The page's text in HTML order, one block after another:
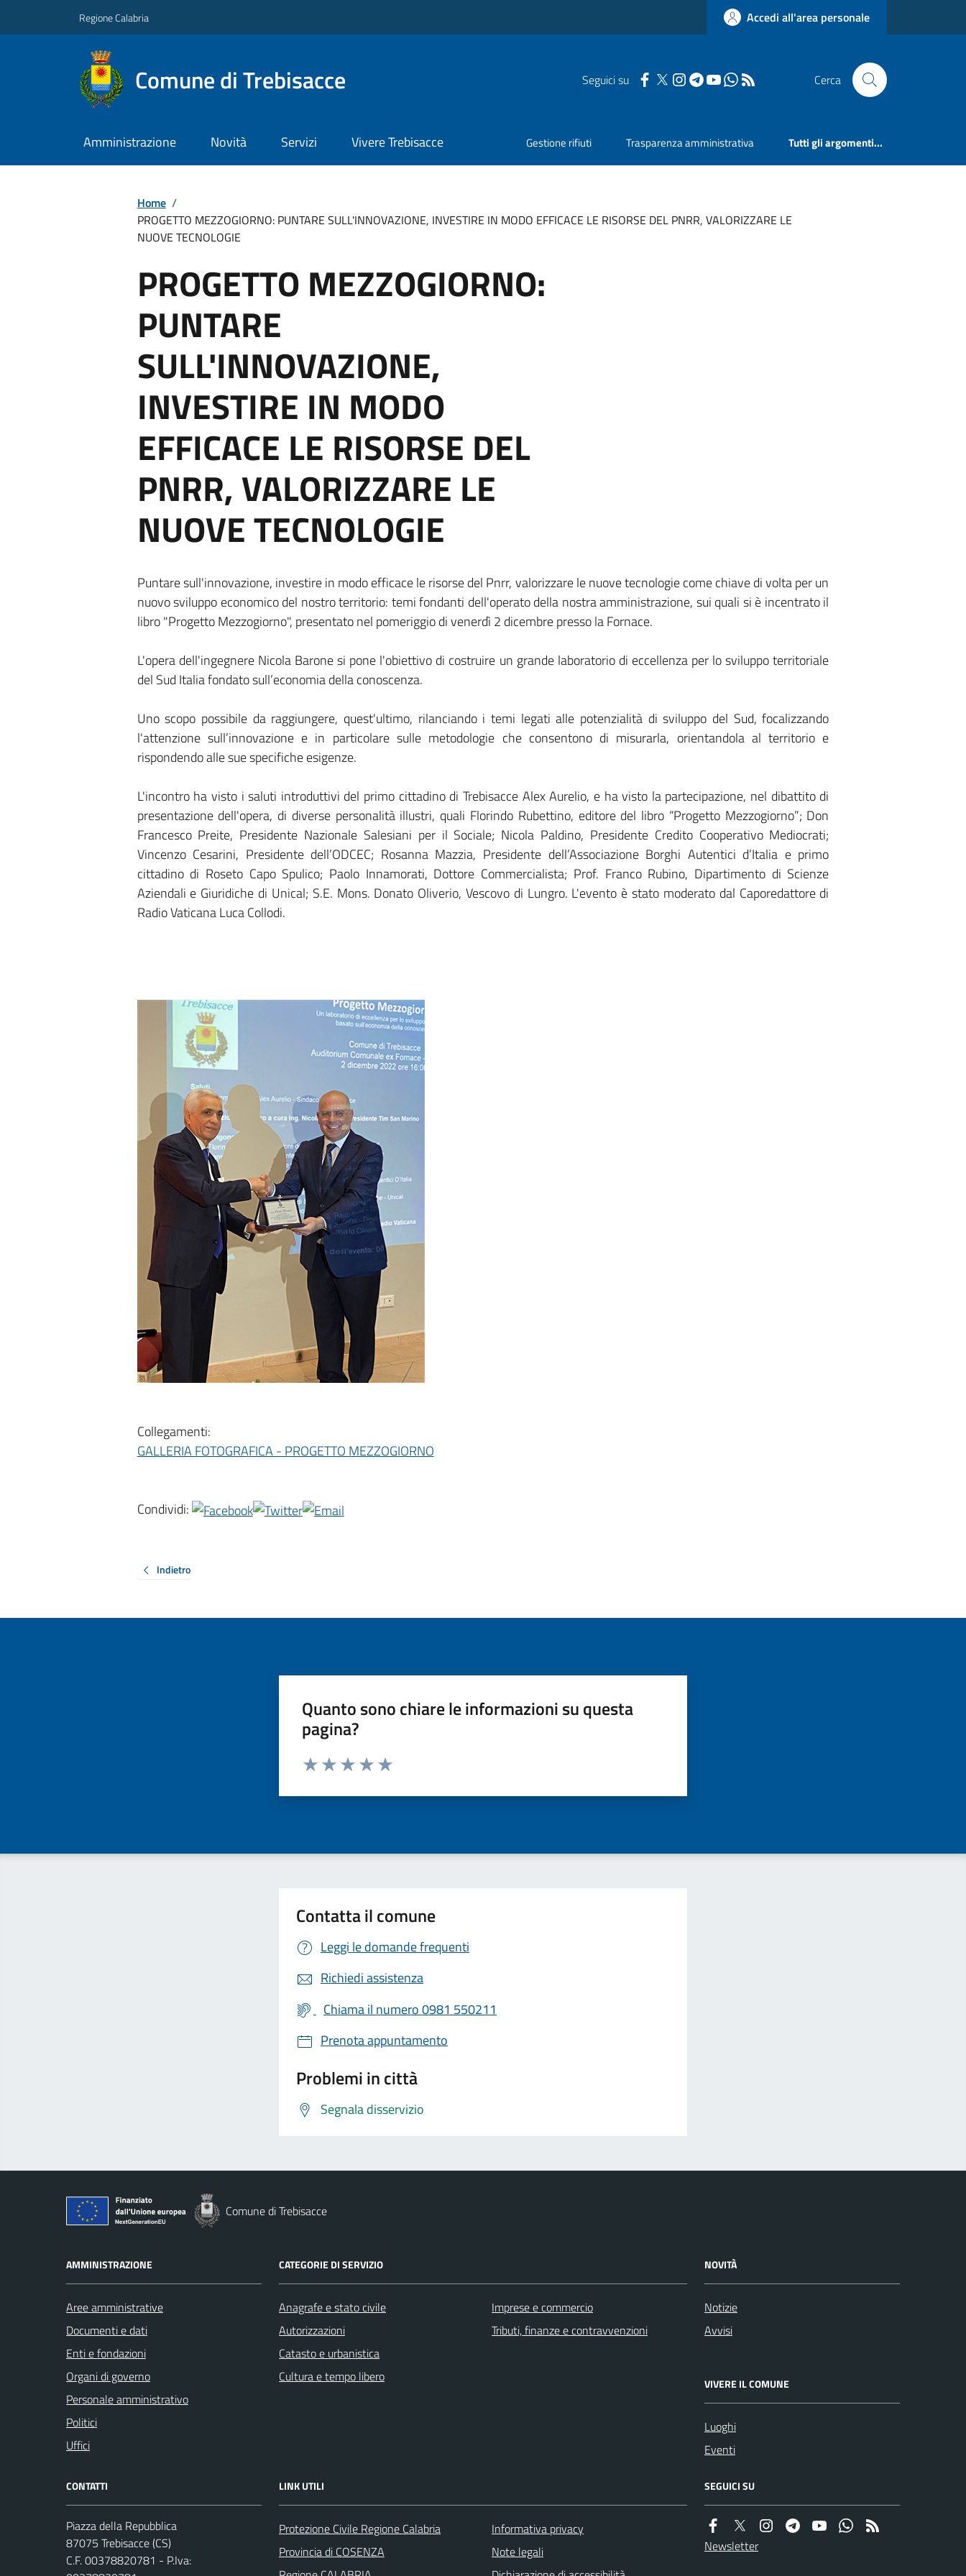
Regione Calabria Accedi all'area personale
Comune di Trebisacce Seguici su Cerca
Amministrazione Novità Servizi Vivere Trebisacce Gestione rifiuti Trasparenza amministrativa Tutti gli argomenti...
Home /
PROGETTO MEZZOGIORNO: PUNTARE SULL'INNOVAZIONE, INVESTIRE IN MODO EFFICACE LE RISORSE DEL PNRR, VALORIZZARE LE
NUOVE TECNOLOGIE
PROGETTO MEZZOGIORNO:
PUNTARE
SULL'INNOVAZIONE,
INVESTIRE IN MODO
EFFICACE LE RISORSE DEL
PNRR, VALORIZZARE LE
NUOVE TECNOLOGIE
Puntare sull'innovazione, investire in modo efficace le risorse del Pnrr, valorizzare le nuove tecnologie come chiave di volta per un
nuovo sviluppo economico del nostro territorio: temi fondanti dell'operato della nostra amministrazione, sui quali si è incentrato il
libro "Progetto Mezzogiorno", presentato nel pomeriggio di venerdì 2 dicembre presso la Fornace.
L'opera dell'ingegnere Nicola Barone si pone l'obiettivo di costruire un grande laboratorio di eccellenza per lo sviluppo territoriale
del Sud Italia fondato sull’economia della conoscenza.
Uno scopo possibile da raggiungere, quest'ultimo, rilanciando i temi legati alle potenzialità di sviluppo del Sud, focalizzando
l'attenzione sull’innovazione e in particolare sulle metodologie che consentono di misurarla, orientandola al territorio e
rispondendo alle sue specifiche esigenze.
L'incontro ha visto i saluti introduttivi del primo cittadino di Trebisacce Alex Aurelio, e ha visto la partecipazione, nel dibattito di
presentazione dell'opera, di diverse personalità illustri, quali Florindo Rubettino, editore del libro “Progetto Mezzogiorno”; Don
Francesco Preite, Presidente Nazionale Salesiani per il Sociale; Nicola Paldino, Presidente Credito Cooperativo Mediocrati;
Vincenzo Cesarini, Presidente dell’ODCEC; Rosanna Mazzia, Presidente dell’Associazione Borghi Autentici d’Italia e primo
cittadino di Roseto Capo Spulico; Paolo Innamorati, Dottore Commercialista; Prof. Franco Rubino, Dipartimento di Scienze
Aziendali e Giuridiche di Unical; S.E. Mons. Donato Oliverio, Vescovo di Lungro. L'evento è stato moderato dal Caporedattore di
Radio Vaticana Luca Collodi.
Collegamenti:
GALLERIA FOTOGRAFICA - PROGETTO MEZZOGIORNO
Condividi:
Indietro
Quanto sono chiare le informazioni su questa
pagina?
Valuta da 1 a 5 stelle la pagina
Contatta il comune
Leggi le domande frequenti
Richiedi assistenza
Chiama il numero 0981 550211
Prenota appuntamento
Problemi in città
Segnala disservizio
Comune di Trebisacce
AMMINISTRAZIONE
Aree amministrative
Documenti e dati
Enti e fondazioni
Organi di governo
Personale amministrativo
Politici
Uffici
CATEGORIE DI SERVIZIO
Anagrafe e stato civile
Autorizzazioni
Catasto e urbanistica
Cultura e tempo libero
Imprese e commercio
Tributi, finanze e contravvenzioni
NOVITÀ
Notizie
Avvisi
VIVERE IL COMUNE
Luoghi
Eventi
CONTATTI
Piazza della Repubblica
87075 Trebisacce (CS)
C.F. 00378820781 - P.Iva:
LINK UTILI
Protezione Civile Regione Calabria
Provincia di COSENZA
Informativa privacy
Note legali
SEGUICI SU
Newsletter